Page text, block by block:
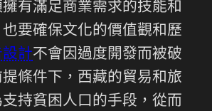
有滿足商業需求的技能和
要確保文化的價值觀和歷
計不會因過度開發而被破
條件下，西藏的貿易和旅
持貧困人口的手段，從而